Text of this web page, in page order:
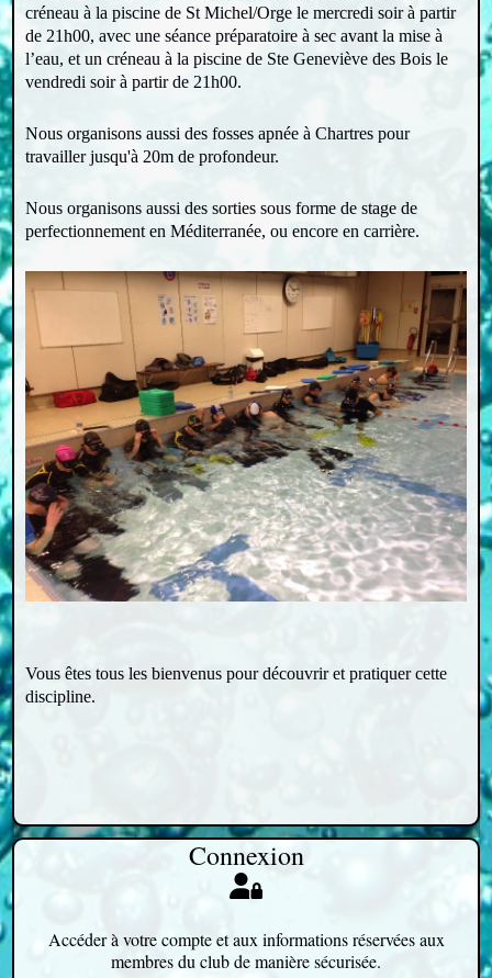
créneau à la piscine de St Michel/Orge le mercredi soir à partir
de 21h00, avec une séance préparatoire à sec avant la mise à
l’eau, et un créneau à la piscine de Ste Geneviève des Bois le
vendredi soir à partir de 21h00.
Nous organisons aussi des fosses apnée à Chartres pour
travailler jusqu'à 20m de profondeur.
Nous organisons aussi des sorties sous forme de stage de
perfectionnement en Méditerranée, ou encore en carrière.
Vous êtes tous les bienvenus pour découvrir et pratiquer cette
discipline.
Connexion
Accéder à votre compte et aux informations réservées aux
membres du club de manière sécurisée.